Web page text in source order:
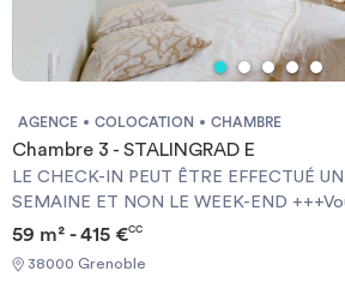
AGENCE COLOCATION CHAMBRE
Chambre 3 - STALINGRAD E
LE CHECK-IN PEUT ÊTRE EFFECTUÉ
SEMAINE ET NON LE WEEK-END +++Vous devez fournir une
Garantie Visale obligatoirement et une
[ENG] CHECK-IN CAN ONLY BE DONE ON WEEKDAYS AND
NOT AT WEEKENDS +++You must provide a Visale Guarantee
59 m² - 415 €CC
38000 Grenoble